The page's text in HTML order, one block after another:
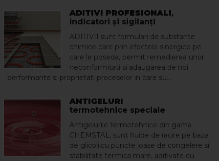
ADITIVI PROFESIONALI,
indicatori şi sigilanţi
ADITIVII sunt formulari de substante
chimice care prin efectele sinergice pe
care le poseda, permit remedierea unor
neconformitati si adaugarea de noi
performante si proprietati proceselor in care su...
ANTIGELURI
termotehnice speciale
Antigelurile termotehnice din gama
CHEMSTAL, sunt fluide de racire pe baza
de glicoli,cu puncte joase de congelere si
stabilitate termica mare, aditivate cu